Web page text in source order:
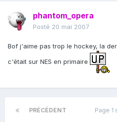
phantom_opera
Posté 20 mai 2007
Bof j'aime pas trop le hockey, la
c'était sur NES en primaire
PRÉCÉDENT Page 1